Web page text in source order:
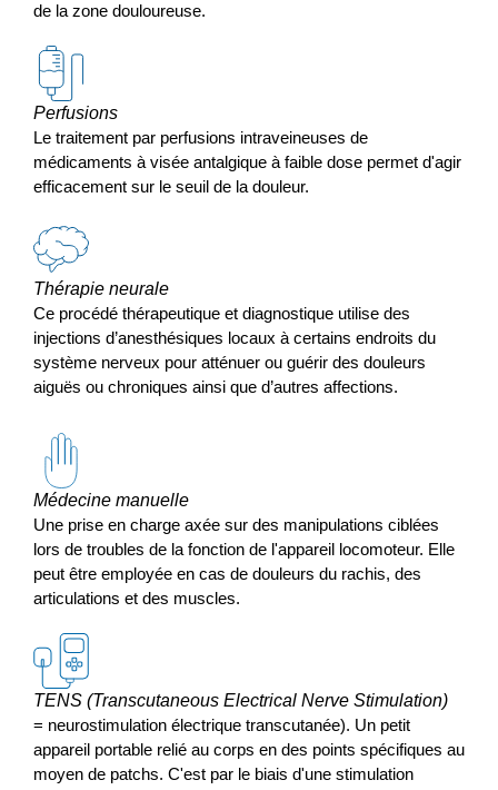
de la zone douloureuse.
Perfusions
Le traitement par perfusions intraveineuses de
médicaments à visée antalgique à faible dose permet d'agir
efficacement sur le seuil de la douleur.
Thérapie neurale
Ce procédé thérapeutique et diagnostique utilise des
injections d’anesthésiques locaux à certains endroits du
système nerveux pour atténuer ou guérir des douleurs
aiguës ou chroniques ainsi que d’autres affections.
Médecine manuelle
Une prise en charge axée sur des manipulations ciblées
lors de troubles de la fonction de l'appareil locomoteur. Elle
peut être employée en cas de douleurs du rachis, des
articulations et des muscles.
TENS (Transcutaneous Electrical Nerve Stimulation)
= neurostimulation électrique transcutanée). Un petit
appareil portable relié au corps en des points spécifiques au
moyen de patchs. C'est par le biais d'une stimulation